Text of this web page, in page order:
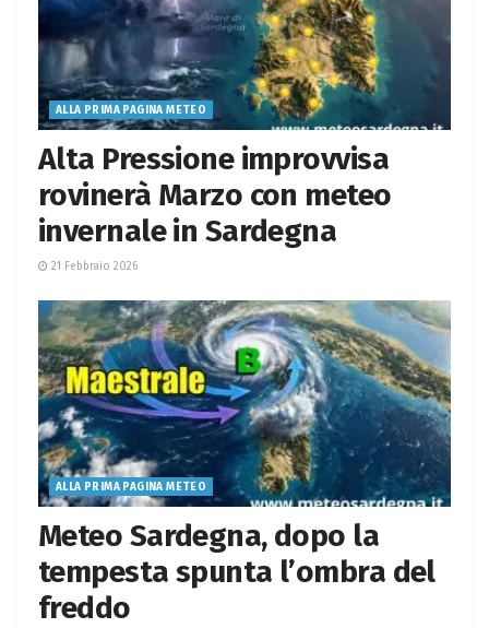
ALLA PRIMA PAGINA METEO
Alta Pressione improvvisa
rovinerà Marzo con meteo
invernale in Sardegna
21 Febbraio 2026
ALLA PRIMA PAGINA METEO
Meteo Sardegna, dopo la
tempesta spunta l’ombra del
freddo